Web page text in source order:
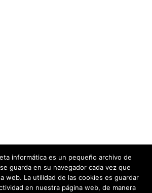
informática es un pequeño archivo de
guarda en su navegador cada vez que
web. La utilidad de las cookies es guardar
en nuestra página web, de manera